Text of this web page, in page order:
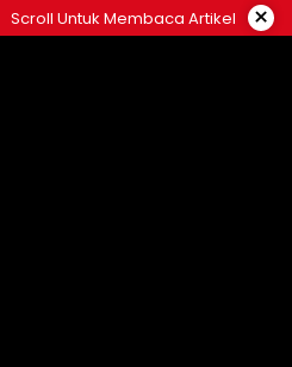
Scroll Untuk Membaca Artikel ×